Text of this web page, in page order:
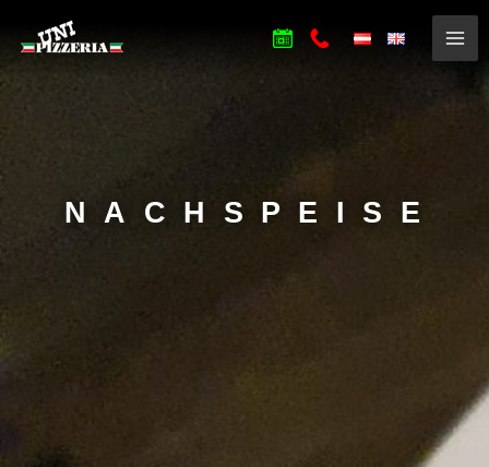
NACHSPEISE